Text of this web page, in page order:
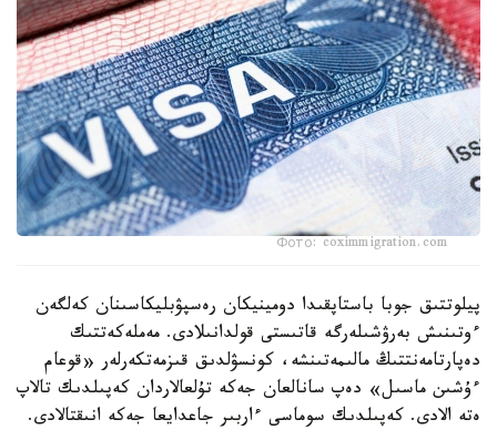
Фото: coximmigration.com
پيلوتتىق جوبا باستاپقىدا دومينيكان رەسپۋبليكاسىنان كەلگەن
ءوتىنىش بەرۋشىلەرگە قاتىستى قولدانىلادى. مەملەكەتتىك
دەپارتامەنتتىڭ مالىمەتىنشە، كونسۋلدىق قىزمەتكەرلەر «قوعام
ءۇشىن ماسىل» دەپ سانالعان جەكە تۇلعالاردان كەپىلدىك تالاپ
ەتە الادى. كەپىلدىك سوماسى ءاربىر جاعدايعا جەكە انىقتالادى.